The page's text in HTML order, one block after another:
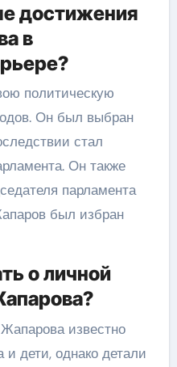
достижения
в
политическую
Он был выбран
стал
Он также
парламента
был избран
о личной
известно
и дети, однако детали